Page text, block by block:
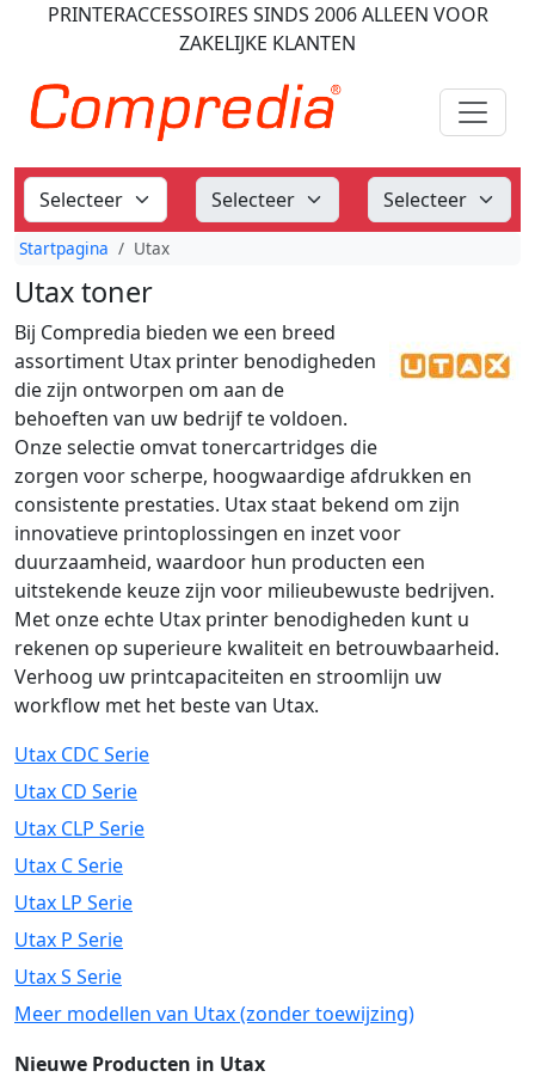
PRINTERACCESSOIRES SINDS 2006ALLEEN VOOR
ZAKELIJKE KLANTEN
Startpagina Utax
Utax toner
Bij Compredia bieden we een breed
assortiment Utax printer benodigheden
die zijn ontworpen om aan de
behoeften van uw bedrijf te voldoen.
Onze selectie omvat tonercartridges die
zorgen voor scherpe, hoogwaardige afdrukken en
consistente prestaties. Utax staat bekend om zijn
innovatieve printoplossingen en inzet voor
duurzaamheid, waardoor hun producten een
uitstekende keuze zijn voor milieubewuste bedrijven.
Met onze echte Utax printer benodigheden kunt u
rekenen op superieure kwaliteit en betrouwbaarheid.
Verhoog uw printcapaciteiten en stroomlijn uw
workflow met het beste van Utax.
Utax CDC Serie
Utax CD Serie
Utax CLP Serie
Utax C Serie
Utax LP Serie
Utax P Serie
Utax S Serie
Meer modellen van Utax (zonder toewijzing)
Nieuwe Producten in Utax